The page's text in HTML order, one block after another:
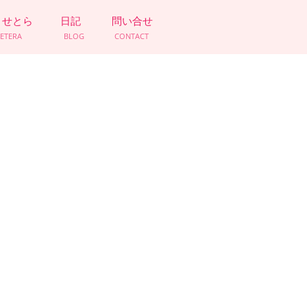
とら 日記
BLOG
問い合せ
CONTACT